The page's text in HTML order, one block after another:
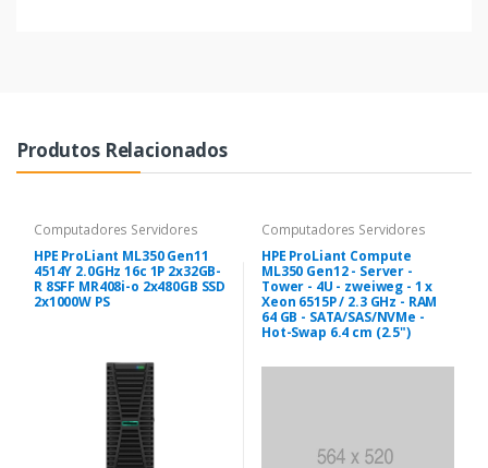
Produtos Relacionados
Computadores Servidores
HPE ProLiant ML350 Gen11
4514Y 2.0GHz 16c 1P 2x32GB-
R 8SFF MR408i-o 2x480GB SSD
2x1000W PS
Computadores Servidores
HPE ProLiant Compute
ML350 Gen12 - Server -
Tower - 4U - zweiweg - 1 x
Xeon 6515P / 2.3 GHz - RAM
64 GB - SATA/SAS/NVMe -
Hot-Swap 6.4 cm (2.5")